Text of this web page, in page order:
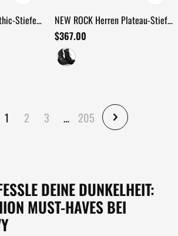
Stiefel
NEW ROCK Herren Plateau-Stiefel
mit Schnallen und
Bolzenverzierung
$367.00
1 2 3 … 205
DEINE DUNKELHEIT:
MUST-HAVES BEI